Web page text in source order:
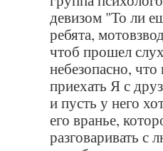
девизом "То ли
ребята,
чтоб прошел
небезопасно,
приехать Я с
и пусть у него
его вранье,
разговаривать с